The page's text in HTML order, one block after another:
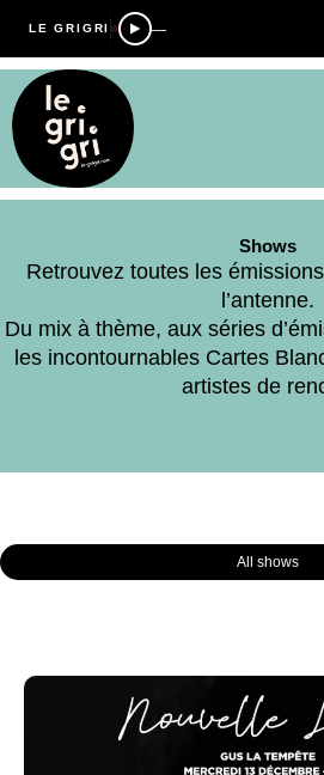
LE GRIGRI —
Shows
Retrouvez toutes les
l’antenne.
Du mix à thème, aux séries
les incontournables Cartes
artistes de
All shows
PagePagePagePage